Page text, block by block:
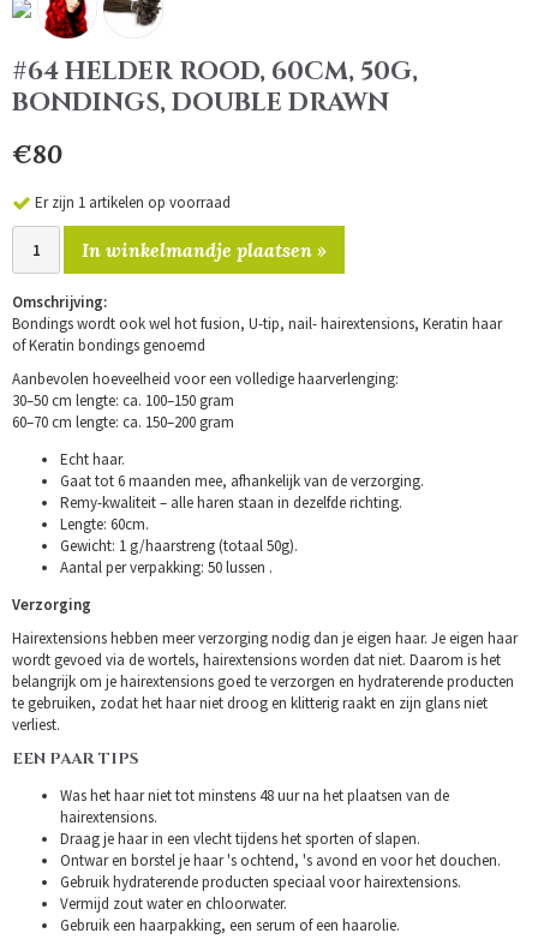
#64 HELDER ROOD, 60CM, 50G,
BONDINGS, DOUBLE DRAWN
€80
Er zijn 1 artikelen op voorraad
In winkelmandje plaatsen »
Omschrijving:
Bondings wordt ook wel hot fusion, U-tip, nail- hairextensions, Keratin haar
of Keratin bondings genoemd
Aanbevolen hoeveelheid voor een volledige haarverlenging:
30–50 cm lengte: ca. 100–150 gram
60–70 cm lengte: ca. 150–200 gram
Echt haar.
Gaat tot 6 maanden mee, afhankelijk van de verzorging.
Remy-kwaliteit – alle haren staan in dezelfde richting.
Lengte: 60cm.
Gewicht: 1 g/haarstreng (totaal 50g).
Aantal per verpakking: 50 lussen .
Verzorging
Hairextensions hebben meer verzorging nodig dan je eigen haar. Je eigen haar
wordt gevoed via de wortels, hairextensions worden dat niet. Daarom is het
belangrijk om je hairextensions goed te verzorgen en hydraterende producten
te gebruiken, zodat het haar niet droog en klitterig raakt en zijn glans niet
verliest.
EEN PAAR TIPS
Was het haar niet tot minstens 48 uur na het plaatsen van de
hairextensions.
Draag je haar in een vlecht tijdens het sporten of slapen.
Ontwar en borstel je haar 's ochtend, 's avond en voor het douchen.
Gebruik hydraterende producten speciaal voor hairextensions.
Vermijd zout water en chloorwater.
Gebruik een haarpakking, een serum of een haarolie.